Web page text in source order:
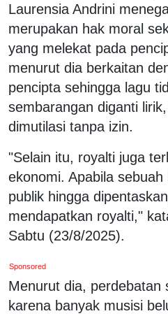
Laurensia Andrini
merupakan hak moral
yang melekat pada
menurut dia berkaitan
pencipta sehingga lagu
sembarangan diganti
dimutilasi tanpa izin.
"Selain itu, royalti juga
ekonomi. Apabila
publik hingga
mendapatkan royalti,"
Sabtu (23/8/2025).
Sponsored
Menurut dia, perdebatan
karena banyak musisi